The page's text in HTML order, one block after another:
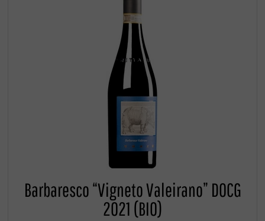
Barbaresco “Vigneto Valeirano” DOCG
2021 (BIO)